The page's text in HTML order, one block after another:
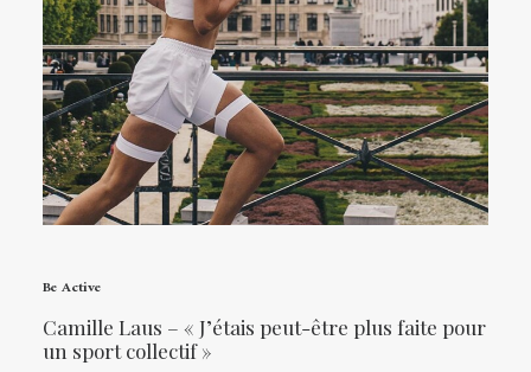
Be Active
Camille Laus – « J’étais peut-être plus faite pour
un sport collectif »